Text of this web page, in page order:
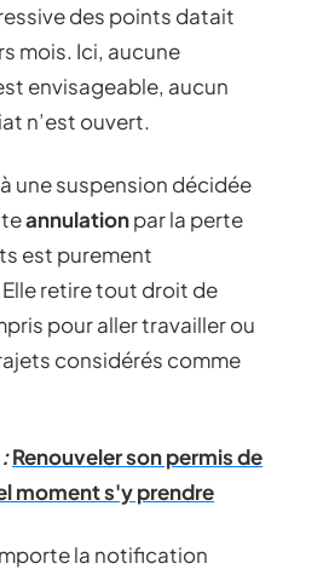
des points datait
mois. Ici, aucune
envisageable, aucun
n’est ouvert.
une suspension décidée
annulationpar la perte
est purement
retire tout droit de
pour aller travailler ou
considérés comme
Renouveler son permis de
moment s'y prendre
la notification